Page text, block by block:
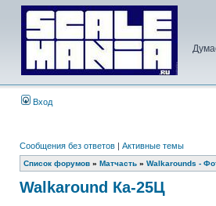
Вход
Сообщения без ответов | Активные темы
Список форумов » Матчасть » Walkarounds -
Walkaround Ка-25Ц